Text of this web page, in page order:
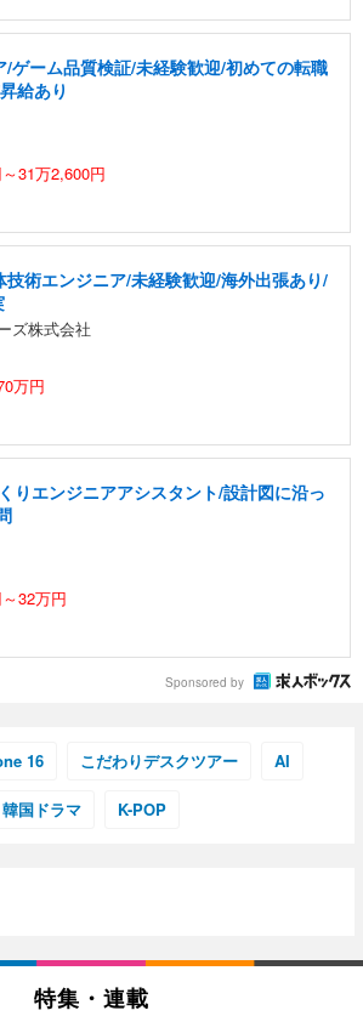
ゲーム品質検証/未経験歓迎/初めての転職
給あり
31万2,600円
技術エンジニア/未経験歓迎/海外出張あり/
ズ株式会社
万円
りエンジニアアシスタント/設計図に沿っ
32万円
Sponsored by
16 こだわりデスクツアー AI
韓国ドラマ K-POP
特集・連載